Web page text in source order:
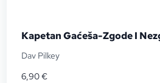
Kapetan Gaćeša-Zgode I
Dav Pilkey
6,90€